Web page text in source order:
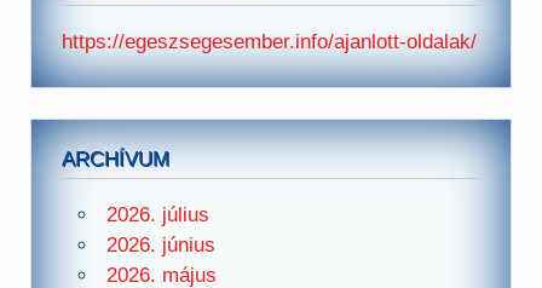
https://egeszsegesember.info/ajanlott-oldalak/
ARCHÍVUM
2026. július
2026. június
2026. május